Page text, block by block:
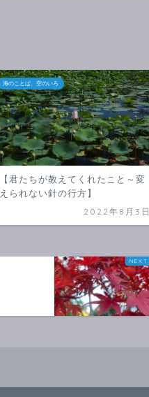
海のことば、空のいろ
【君たちが教えてくれたこと～変
えられない針の行方】
2022年8月3日